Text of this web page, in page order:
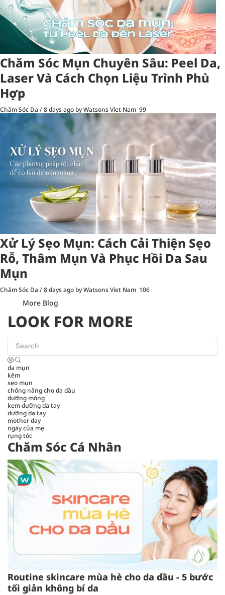
Chăm Sóc Mụn Chuyên Sâu: Peel Da,
Laser Và Cách Chọn Liệu Trình Phù
Hợp
Chăm Sóc Da /8 days ago by Watsons Viet Nam 99
Xử Lý Sẹo Mụn: Cách Cải Thiện Sẹo
Rỗ, Thâm Mụn Và Phục Hồi Da Sau
Mụn
Chăm Sóc Da /8 days ago by Watsons Viet Nam 106
More Blog
LOOK FOR MORE
da mụn
kẽm
sẹo mụn
chống nắng cho da dầu
dưỡng móng
kem dưỡng da tay
dưỡng da tay
mother day
ngày của mẹ
rụng tóc
Chăm Sóc Cá Nhân
Routine skincare mùa hè cho da dầu - 5 bước
tối giản không bí da